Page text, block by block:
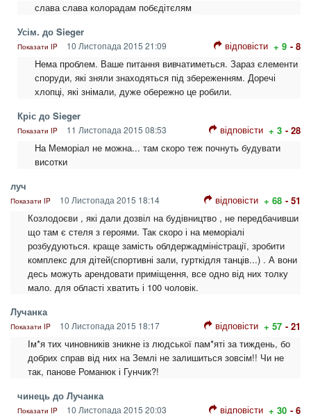
слава слава колорадам побєдітєлям
Усім. до Sieger
Показати IP 10 Листопада 2015 21:09 відповісти + 9 - 8
Нема проблем. Ваше питання вивчатиметься. Зараз єлементи
споруди, які зняли знаходяться під збереженням. Доречі
хлопці, які знімали, дуже обережно це робили.
Кріс до Sieger
Показати IP 11 Листопада 2015 08:53 відповісти + 3 - 28
На Меморіал не можна... там скоро теж почнуть будувати
висотки
луч
Показати IP 10 Листопада 2015 18:14 відповісти + 68 - 51
Козлодоєви , які дали дозвіл на будівництво , не передбачивши
що там є стеля з героями. Так скоро і на меморіалі
розбудуються. краще замість облдержадміністрації, зробити
комплекс для дітей(спортивні зали, гурткідля танців...) . А вони
десь можуть арендовати приміщення, все одно від них толку
мало. для області хватить і 100 чоловік.
Лучанка
Показати IP 10 Листопада 2015 18:17 відповісти + 57 - 21
Ім*я тих чиновників зникне із людської пам*яті за тиждень, бо
добрих справ від них на Землі не залишиться зовсім!! Чи не
так, панове Романюк і Гунчик?!
чинець до Лучанка
Показати IP 10 Листопада 2015 20:03 відповісти + 30 - 6